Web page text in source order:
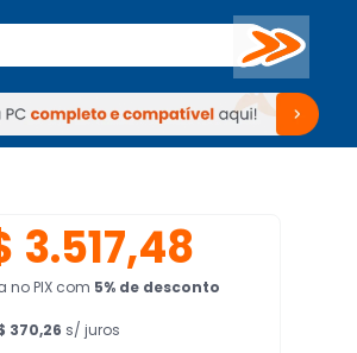
Buscar
Periféricos TV Venda no KaBuM!
TV Venda no KaBuM!
3.517,48
no PIX com 5% de desconto
370,26 s/ juros